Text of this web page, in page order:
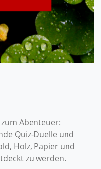
Abenteuer:
Quiz-Duelle und
Holz, Papier und
zu werden.